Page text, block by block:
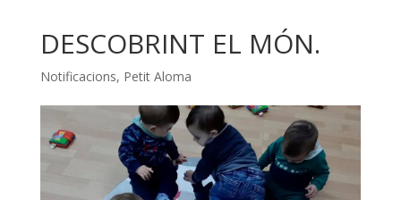
DESCOBRINT EL MÓN.
Notificacions, Petit Aloma